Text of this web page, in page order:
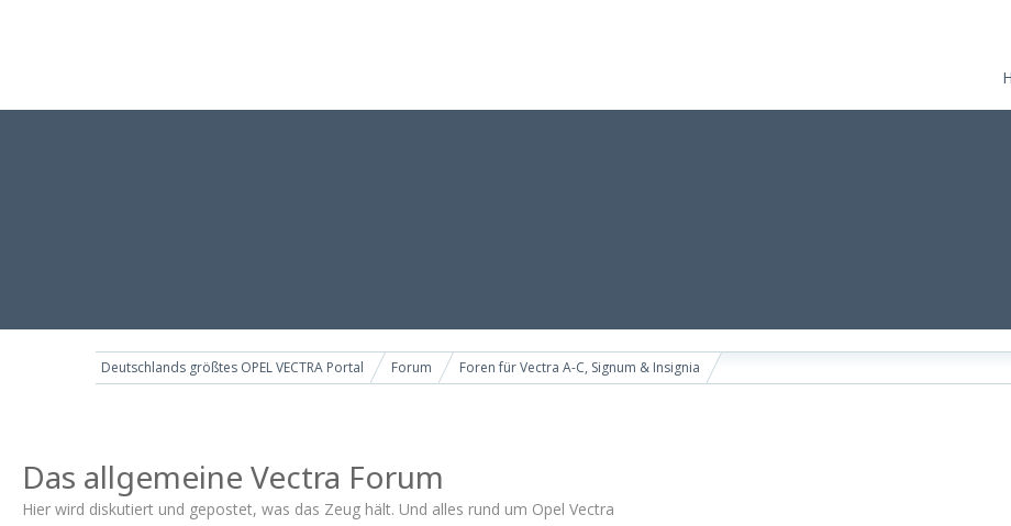
Deutschlands größtes OPEL VECTRA Portal Forum Foren für Vectra A-C, Signum & Insignia
Das allgemeine Vectra Forum
Hier wird diskutiert und gepostet, was das Zeug hält. Und alles rund um Opel Vectra